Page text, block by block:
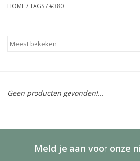
Nailart voor jou
HOME/TAGS/#380
Geen producten gevonden!...
Meld je aan voor onze